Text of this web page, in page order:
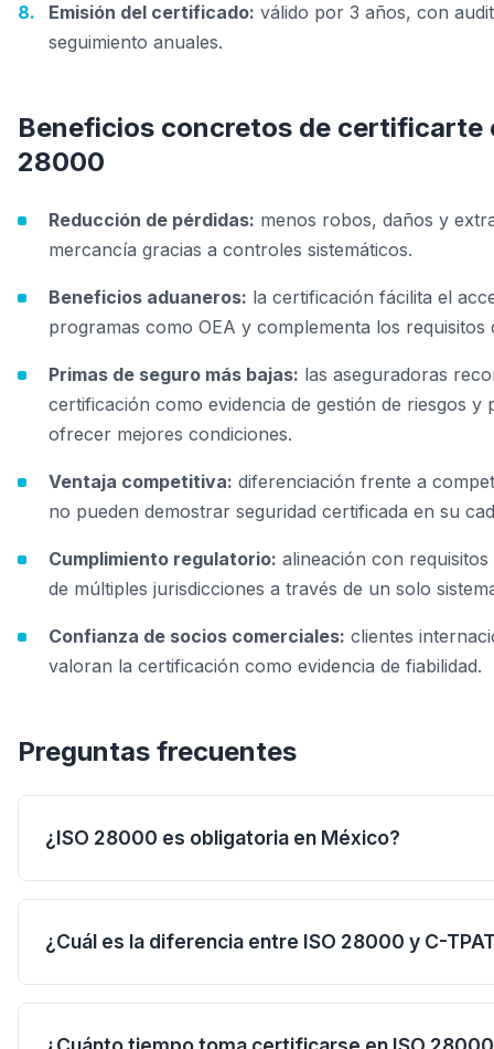
Emisión del certificado: válido por 3 años, con
seguimiento anuales.
Beneficios concretos de certificarte
28000
Reducción de pérdidas: menos robos, daños y
mercancía gracias a controles sistemáticos.
Beneficios aduaneros: la certificación fácilita el
programas como OEA y complementa los requisitos
Primas de seguro más bajas: las aseguradoras
certificación como evidencia de gestión de riesgos y
ofrecer mejores condiciones.
Ventaja competitiva: diferenciación frente a
no pueden demostrar seguridad certificada en su
Cumplimiento regulatorio: alineación con requisitos
de múltiples jurisdicciones a través de un solo
Confianza de socios comerciales: clientes
valoran la certificación como evidencia de fiabilidad.
Preguntas frecuentes
¿ISO 28000 es obligatoria en México?
No es obligatoria por ley, pero es altamente
empresas IMMEX que buscan beneficios aduaneros
del programa OEA o que necesitan cumplir con los
¿Cuál es la diferencia entre ISO 28000 y C-
C-TPAT es un programa voluntario de la Aduana de